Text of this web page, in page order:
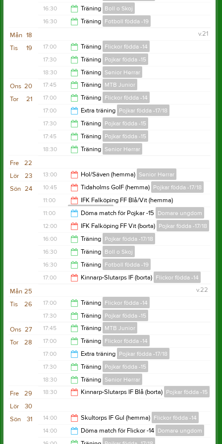
16:00
17:30
16:30 Träning Boll o Skoj
16:30 Träning Fotboll födda -19
17:30
18
Mån
v.21
19
Tis 17:00 Träning Flickor födda -14
18:30
17:30 Träning Pojkar födda -15
19:00
18:30 Träning Senior Herrar
20:00
20
Ons 17:45 Träning MTB Junior
18:45
21
Tor 17:00 Träning Flickor födda -14
18:30
17:00 Extra träning Pojkar födda -17/18
18:00
17:30 Träning Pojkar födda -15
19:00
17:45 Träning Pojkar födda -15
18:30 Träning Senior Herrar
20:00
22
Fre
23
Lör 13:00 Hol/Säven (hemma) Senior Herrar
15:00
24
Sön 10:45 Tidaholms GoIF (hemma) Pojkar födda -17/18
12:45
11:00
IFK Falköping FF Blå/Vit (hemma)
Pojkar födda -15
13:00
11:00 Döma match för Pojkar -15 Domare ungdom
12:00
12:00 IFK Falköping FF Vit (borta) Pojkar födda -17/18
14:00
16:00 Träning Pojkar födda -17/18
17:30
16:30 Träning Boll o Skoj
17:15
16:30 Träning Fotboll födda -19
17:00 Kinnarp-Slutarps IF (borta) Flickor födda -14
19:00
25
Mån
v.22
26
Tis 17:00 Träning Flickor födda -14
18:30
17:30 Träning Pojkar födda -15
19:00
27
Ons 17:45 Träning MTB Junior
18:45
28
Tor 17:00 Träning Flickor födda -14
18:30
17:00 Extra träning Pojkar födda -17/18
18:00
17:30 Träning Pojkar födda -15
19:00
18:30 Träning Senior Herrar
29
Fre 18:30 Kinnarp-Slutarps IF Blå (borta) Pojkar födda -15
20:30
30
Lör
31
Sön 14:00 Skultorps IF Gul (hemma) Flickor födda -14
16:00
14:00 Döma match för Flickor -14 Domare ungdom